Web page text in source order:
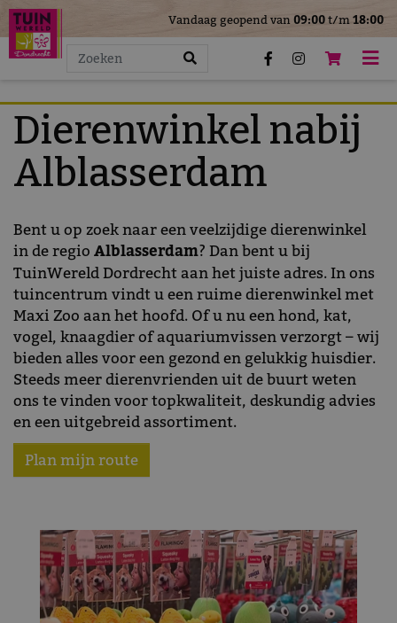
Vandaag geopend van09:00t/m18:00
Dierenwinkel nabij
Alblasserdam
Bent u op zoek naar een veelzijdige dierenwinkel
in de regio Alblasserdam? Dan bent u bij
TuinWereld Dordrecht aan het juiste adres. In ons
tuincentrum vindt u een ruime dierenwinkel met
Maxi Zoo aan het hoofd. Of u nu een hond, kat,
vogel, knaagdier of aquariumvissen verzorgt – wij
bieden alles voor een gezond en gelukkig huisdier.
Steeds meer dierenvrienden uit de buurt weten
ons te vinden voor topkwaliteit, deskundig advies
en een uitgebreid assortiment.
Plan mijn route